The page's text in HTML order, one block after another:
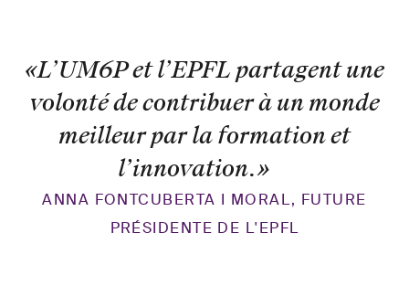
«L’UM6P et l’EPFL partagent une
volonté de contribuer à un monde
meilleur par la formation et
l’innovation.»
ANNA FONTCUBERTA I MORAL, FUTURE
PRÉSIDENTE DE L'EPFL